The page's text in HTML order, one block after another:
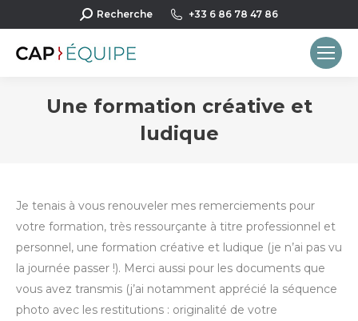
Recherche
:
Recherche +33 6 86 78 47 86
Une formation créative et
ludique
Je tenais à vous renouveler mes remerciements pour
votre formation, très ressourçante à titre professionnel et
personnel, une formation créative et ludique (je n’ai pas vu
la journée passer !). Merci aussi pour les documents que
vous avez transmis (j’ai notamment apprécié la séquence
photo avec les restitutions : originalité de votre